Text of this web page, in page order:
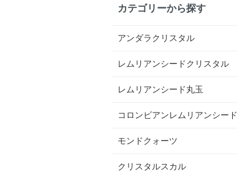
カテゴリーから探す
アンダラクリスタル
レムリアンシードクリスタル
レムリアンシード丸玉
コロンビアンレムリアンシード
モンドクォーツ
クリスタルスカル